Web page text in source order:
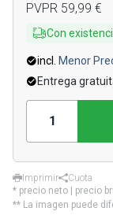
PVPR 59,99 €
Con
incl.
Menor
Entrega
Imprimir
Cuota
* precio neto | precio
** La imagen puede